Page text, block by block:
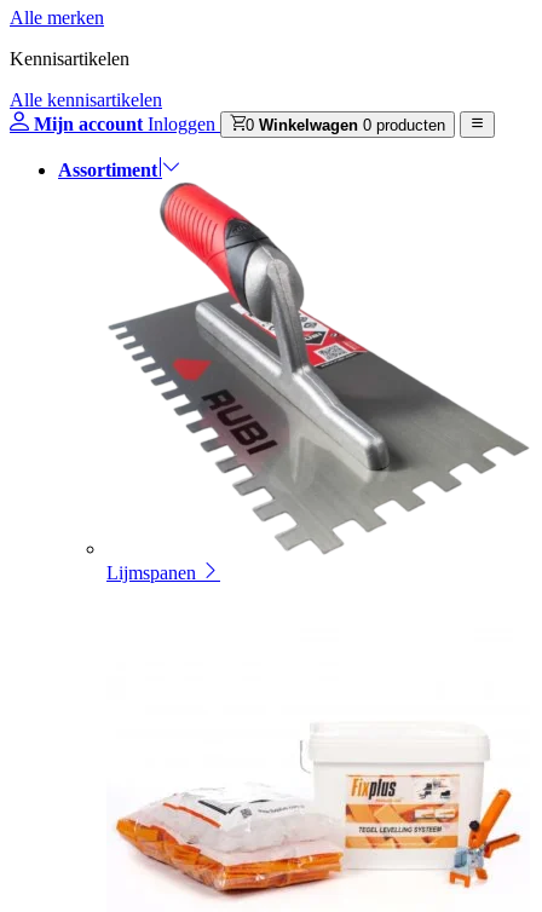
Alle merken
Kennisartikelen
Alle kennisartikelen
Mijn account Inloggen 0 Winkelwagen 0 producten
Assortiment
Lijmspanen